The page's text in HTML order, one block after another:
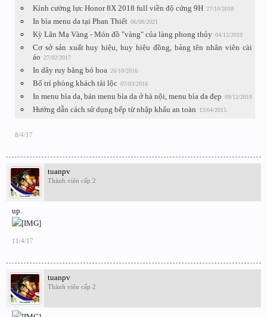
Kính cường lực Honor 8X 2018 full viền độ cứng 9H 27/10/2018
In bìa menu da tại Phan Thiết 06/08/2021
Kỳ Lân Mạ Vàng - Món đồ "vàng" của làng phong thủy 04/12/2019
Cơ sở sản xuất huy hiệu, huy hiệu đồng, bảng tên nhân viên cài
áo 27/02/2017
In dây ruy băng bó hoa 26/10/2016
Bố trí phòng khách tài lộc 07/03/2016
In menu bìa da, bán menu bìa da ở hà nội, menu bìa da đẹp 09/12/2019
Hướng dẫn cách sử dụng bếp từ nhập khẩu an toàn 13/04/2015
8/4/17
tuanpv
Thành viên cấp 2
up.
11/4/17
tuanpv
Thành viên cấp 2